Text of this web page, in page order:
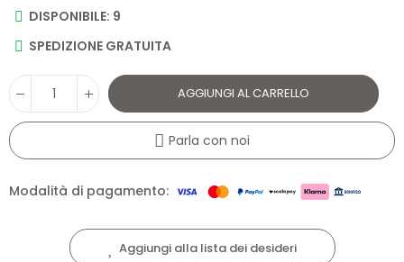
2 Materassiin Aloe Vera
N.B.: il tessilenonè incluso.
DISPONIBILE: 9
SPEDIZIONE GRATUITA
AGGIUNGI AL CARRELLO
Parla con noi
Modalità di pagamento:
Aggiungi alla lista dei desideri